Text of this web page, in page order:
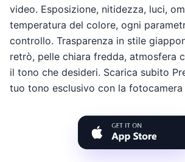
video. Esposizione, nitidezza, luci,
temperatura del colore, ogni
controllo. Trasparenza in stile
retrò, pelle chiara fredda, atmosfera
il tono che desideri. Scarica subito
tuo tono esclusivo con la fotocamera